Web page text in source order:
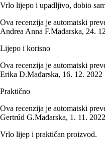
Vrlo lijepo i upadljivo, dobio
Ova recenzija je automatski
Andrea Anna F.Mađarska, 24.
Lijepo i korisno
Ova recenzija je automatski
Erika D.Mađarska, 16. 12. 2022
Praktično
Ova recenzija je automatski
Gertrúd G.Mađarska, 1. 11. 2022
Vrlo lijep i praktičan proizvod.